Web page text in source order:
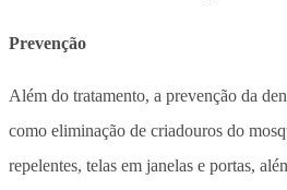
Prevenção
Além do tratamento, a prevenção da
como eliminação de criadouros do
repelentes, telas em janelas e portas,